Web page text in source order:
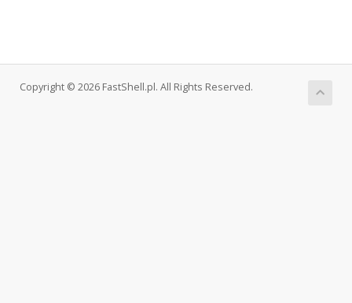
Copyright © 2026 FastShell.pl. All Rights Reserved.